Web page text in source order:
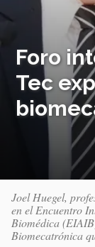
Foro
Tec
Joel Huegel,
en el Encuentro
Biomédica
Biomecatrónica